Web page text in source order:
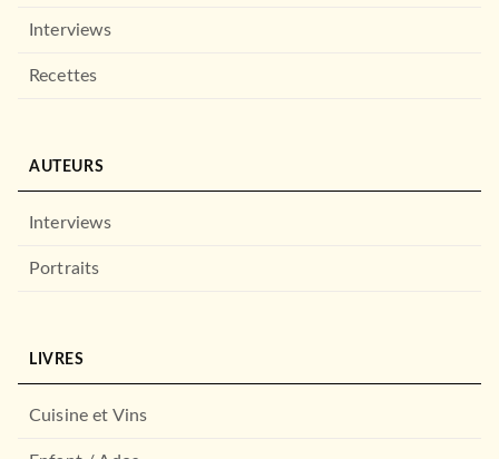
Interviews
Recettes
AUTEURS
Interviews
Portraits
LIVRES
Cuisine et Vins